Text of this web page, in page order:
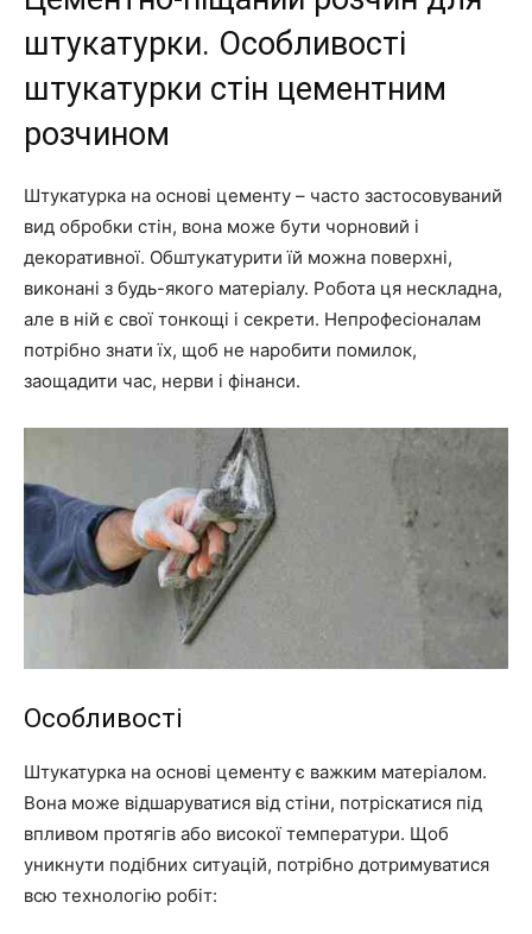
штукатурки. Особливості
штукатурки стін цементним
розчином
Штукатурка на основі цементу – часто застосовуваний
вид обробки стін, вона може бути чорновий і
декоративної. Обштукатурити їй можна поверхні,
виконані з будь-якого матеріалу. Робота ця нескладна,
але в ній є свої тонкощі і секрети. Непрофесіоналам
потрібно знати їх, щоб не наробити помилок,
заощадити час, нерви і фінанси.
Особливості
Штукатурка на основі цементу є важким матеріалом.
Вона може відшаруватися від стіни, потріскатися під
впливом протягів або високої температури. Щоб
уникнути подібних ситуацій, потрібно дотримуватися
всю технологію робіт: